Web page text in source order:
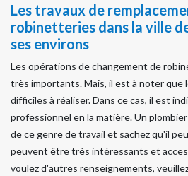
Les travaux de
robinetteries dans la ville
ses environs
Les opérations de changement de
très importants. Mais, il est à noter
difficiles à réaliser. Dans ce cas, il est
professionnel en la matière. Un
de ce genre de travail et sachez qu'il
peuvent être très intéressants et
voulez d'autres renseignements,